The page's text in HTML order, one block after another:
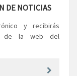
DE NOTICIAS
y recibirás
de la web del